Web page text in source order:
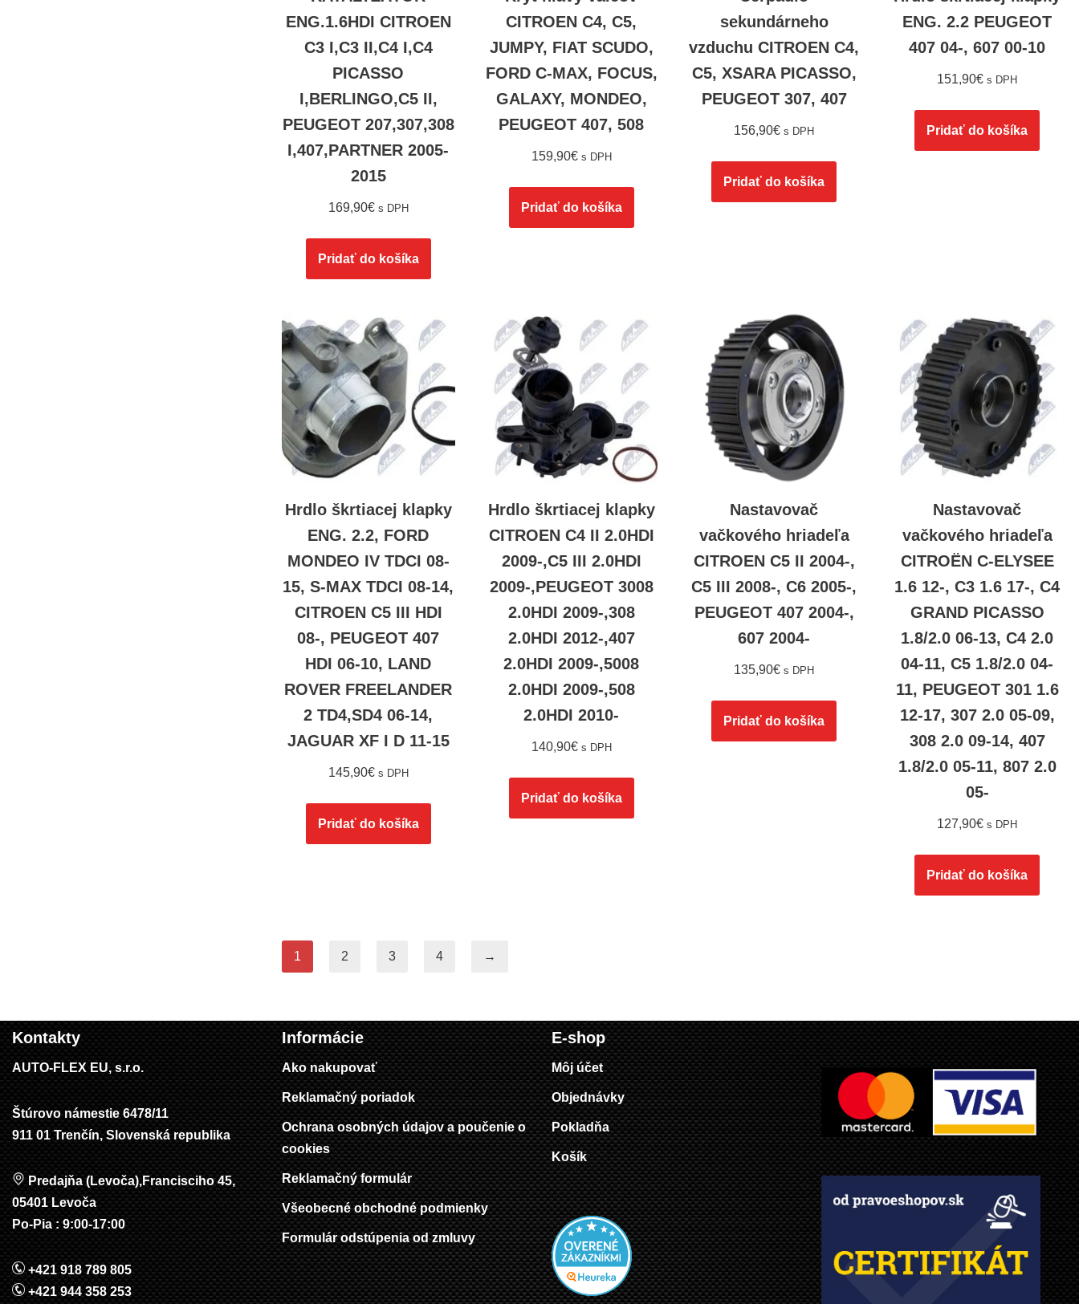
ENG.1.6HDI CITROEN
C3 I,C3 II,C4 I,C4
PICASSO
I,BERLINGO,C5 II,
PEUGEOT 207,307,308
I,407,PARTNER 2005-
2015
169,90€ s DPH
Pridať do košíka
CITROEN C4, C5,
JUMPY, FIAT SCUDO,
FORD C-MAX, FOCUS,
GALAXY, MONDEO,
PEUGEOT 407, 508
159,90€ s DPH
Pridať do košíka
sekundárneho
vzduchu CITROEN C4,
C5, XSARA PICASSO,
PEUGEOT 307, 407
156,90€ s DPH
Pridať do košíka
ENG. 2.2 PEUGEOT
407 04-, 607 00-10
151,90€ s DPH
Pridať do košíka
Hrdlo škrtiacej klapky
ENG. 2.2, FORD
MONDEO IV TDCI 08-
15, S-MAX TDCI 08-14,
CITROEN C5 III HDI
08-, PEUGEOT 407
HDI 06-10, LAND
ROVER FREELANDER
2 TD4,SD4 06-14,
JAGUAR XF I D 11-15
145,90€ s DPH
Pridať do košíka
Hrdlo škrtiacej klapky
CITROEN C4 II 2.0HDI
2009-,C5 III 2.0HDI
2009-,PEUGEOT 3008
2.0HDI 2009-,308
2.0HDI 2012-,407
2.0HDI 2009-,5008
2.0HDI 2009-,508
2.0HDI 2010-
140,90€ s DPH
Pridať do košíka
Nastavovač
vačkového hriadeľa
CITROEN C5 II 2004-,
C5 III 2008-, C6 2005-,
PEUGEOT 407 2004-,
607 2004-
135,90€ s DPH
Pridať do košíka
Nastavovač
vačkového hriadeľa
CITROËN C-ELYSEE
1.6 12-, C3 1.6 17-, C4
GRAND PICASSO
1.8/2.0 06-13, C4 2.0
04-11, C5 1.8/2.0 04-
11, PEUGEOT 301 1.6
12-17, 307 2.0 05-09,
308 2.0 09-14, 407
1.8/2.0 05-11, 807 2.0
05-
127,90€ s DPH
Pridať do košíka
1 2 3 4 →
Kontakty
AUTO-FLEX EU, s.r.o.
Štúrovo námestie 6478/11
911 01 Trenčín, Slovenská republika
Predajňa (Levoča),Francisciho 45,
05401 Levoča
Po-Pia : 9:00-17:00
+421 918 789 805
+421 944 358 253
Informácie
Ako nakupovať
Reklamačný poriadok
Ochrana osobných údajov a poučenie o
cookies
Reklamačný formulár
Všeobecné obchodné podmienky
Formulár odstúpenia od zmluvy
E-shop
Môj účet
Objednávky
Pokladňa
Košík